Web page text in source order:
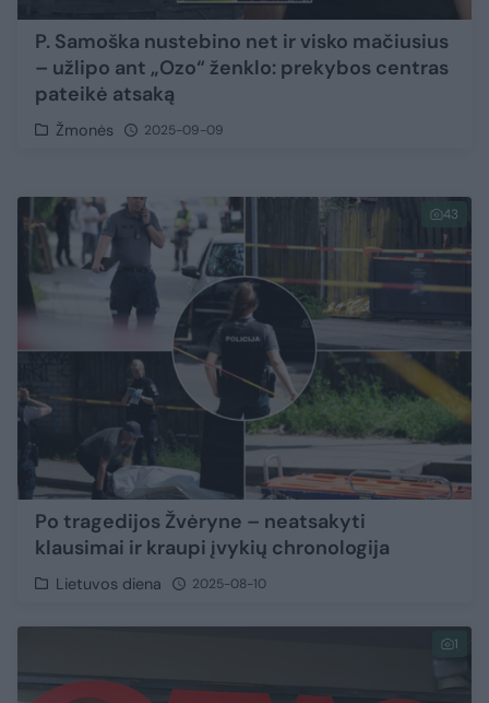
P. Samoška nustebino net ir visko mačiusius
– užlipo ant „Ozo“ ženklo: prekybos centras
pateikė atsaką
Žmonės 2025-09-09
43
Po tragedijos Žvėryne – neatsakyti
klausimai ir kraupi įvykių chronologija
Lietuvos diena 2025-08-10
1